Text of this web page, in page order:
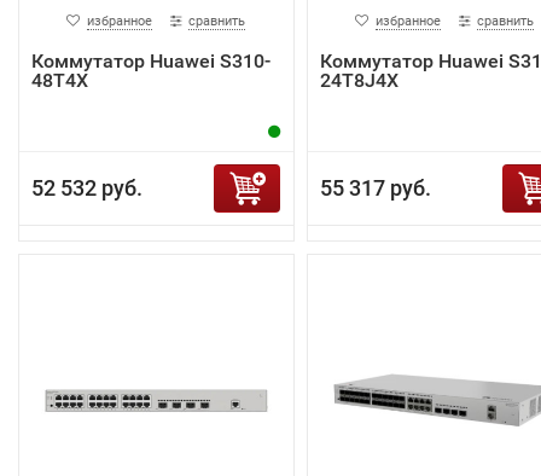
избранное сравнить
Коммутатор Huawei S310-
48T4X
52 532 руб.
избранное сравнить
Коммутатор Huawei
24T8J4X
55 317 руб.